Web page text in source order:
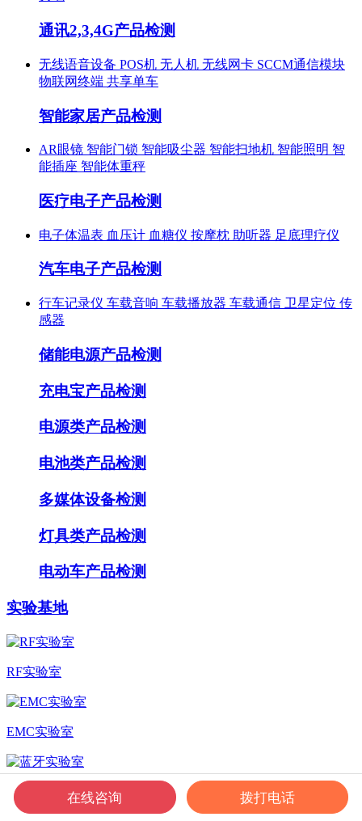
通讯2,3,4G产品检测
无线语音设备 POS机 无人机 无线网卡 SCCM通信模块
物联网终端 共享单车
智能家居产品检测
AR眼镜 智能门锁 智能吸尘器 智能扫地机 智能照明 智
能插座 智能体重秤
医疗电子产品检测
电子体温表 血压计 血糖仪 按摩枕 助听器 足底理疗仪
汽车电子产品检测
行车记录仪 车载音响 车载播放器 车载通信 卫星定位 传
感器
储能电源产品检测
充电宝产品检测
电源类产品检测
电池类产品检测
多媒体设备检测
灯具类产品检测
电动车产品检测
实验基地
RF实验室
EMC实验室
蓝牙实验室在线咨询 拨打电话